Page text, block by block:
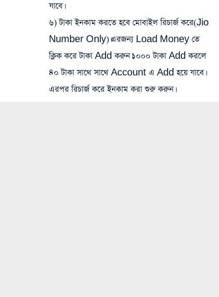
যাবে।
৬) টাকা ইনকাম করতে হবে মোবাইল রিচার্জ করে(Jio
Number Only)।এরজন্য Load Money তে
ক্লিক করে টাকা Add করুন।১০০০ টাকা Add করলে
৪০ টাকা সাথে সাথে Account এ Add হয়ে যাবে।
এরপর রিচার্জ করে ইনকাম করা শুরু করুন।